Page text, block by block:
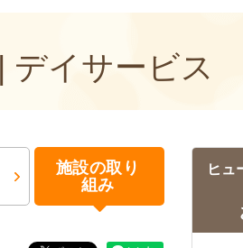
デイサービス
施設の取り
組み
ヒュ